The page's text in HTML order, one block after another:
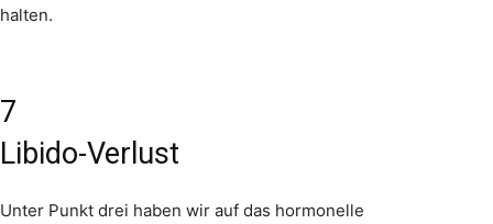
halten.
7
Libido-Verlust
Unter Punkt drei haben wir auf das hormonelle